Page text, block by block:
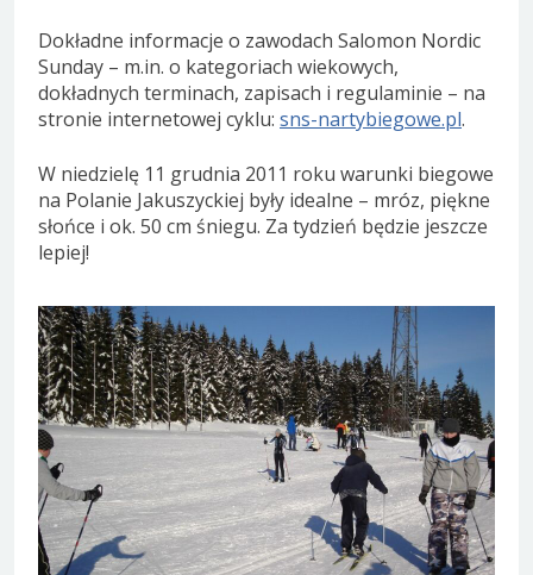
Dokładne informacje o zawodach Salomon Nordic
Sunday – m.in. o kategoriach wiekowych,
dokładnych terminach, zapisach i regulaminie – na
stronie internetowej cyklu: sns-nartybiegowe.pl.
W niedzielę 11 grudnia 2011 roku warunki biegowe
na Polanie Jakuszyckiej były idealne – mróz, piękne
słońce i ok. 50 cm śniegu. Za tydzień będzie jeszcze
lepiej!